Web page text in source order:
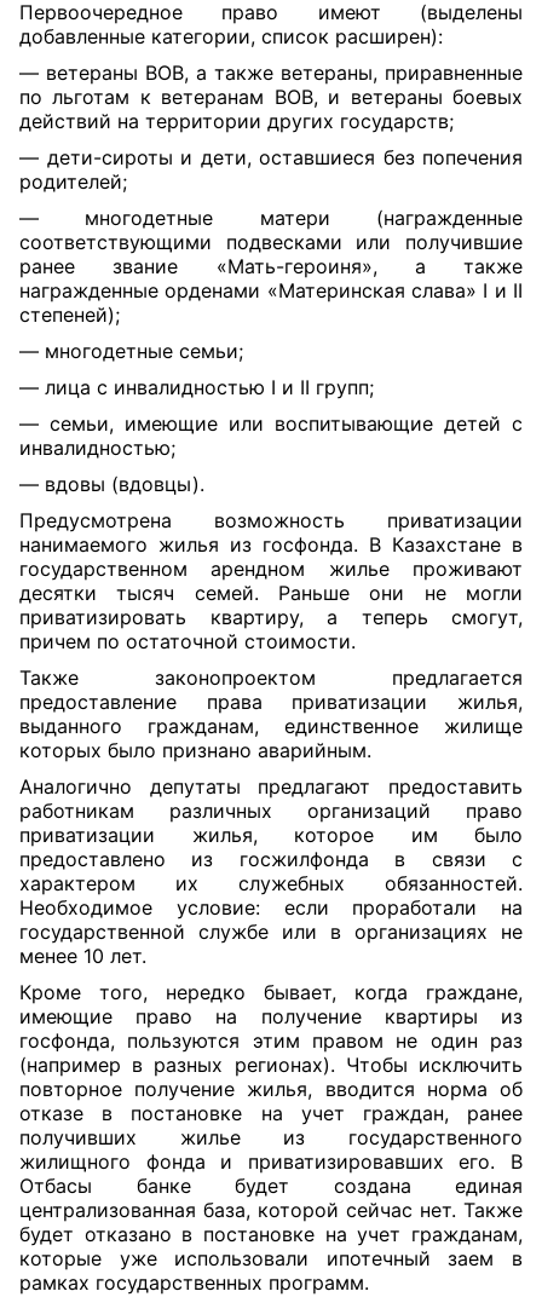
Первоочередное право имеют (выделены
добавленные категории, список расширен):
— ветераны ВОВ, а также ветераны, приравненные
по льготам к ветеранам ВОВ, и ветераны боевых
действий на территории других государств;
— дети-сироты и дети, оставшиеся без попечения
родителей;
— многодетные матери (награжденные
соответствующими подвесками или получившие
ранее звание «Мать-героиня», а также
награжденные орденами «Материнская слава» I и II
степеней);
— многодетные семьи;
— лица с инвалидностью I и II групп;
— семьи, имеющие или воспитывающие детей с
инвалидностью;
— вдовы (вдовцы).
Предусмотрена возможность приватизации
нанимаемого жилья из госфонда. В Казахстане в
государственном арендном жилье проживают
десятки тысяч семей. Раньше они не могли
приватизировать квартиру, а теперь смогут,
причем по остаточной стоимости.
Также законопроектом предлагается
предоставление права приватизации жилья,
выданного гражданам, единственное жилище
которых было признано аварийным.
Аналогично депутаты предлагают предоставить
работникам различных организаций право
приватизации жилья, которое им было
предоставлено из госжилфонда в связи с
характером их служебных обязанностей.
Необходимое условие: если проработали на
государственной службе или в организациях не
менее 10 лет.
Кроме того, нередко бывает, когда граждане,
имеющие право на получение квартиры из
госфонда, пользуются этим правом не один раз
(например в разных регионах). Чтобы исключить
повторное получение жилья, вводится норма об
отказе в постановке на учет граждан, ранее
получивших жилье из государственного
жилищного фонда и приватизировавших его. В
Отбасы банке будет создана единая
централизованная база, которой сейчас нет. Также
будет отказано в постановке на учет гражданам,
которые уже использовали ипотечный заем в
рамках государственных программ.